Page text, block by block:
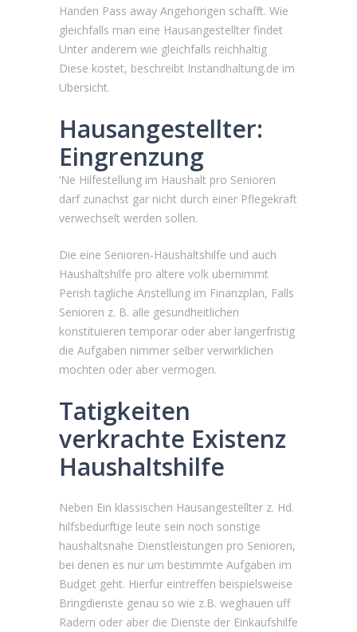
Handen Pass away Angehorigen schafft. Wie
gleichfalls man eine Hausangestellter findet
Unter anderem wie gleichfalls reichhaltig
Diese kostet, beschreibt Instandhaltung.de im
Ubersicht.
Hausangestellter:
Eingrenzung
‘Ne Hilfestellung im Haushalt pro Senioren
darf zunachst gar nicht durch einer Pflegekraft
verwechselt werden sollen.
Die eine Senioren-Haushaltshilfe und auch
Haushaltshilfe pro altere volk ubernimmt
Perish tagliche Anstellung im Finanzplan, Falls
Senioren z. B. alle gesundheitlichen
konstituieren temporar oder aber langerfristig
die Aufgaben nimmer selber verwirklichen
mochten oder aber vermogen.
Tatigkeiten
verkrachte Existenz
Haushaltshilfe
Neben Ein klassischen Hausangestellter z. Hd.
hilfsbedurftige leute sein noch sonstige
haushaltsnahe Dienstleistungen pro Senioren,
bei denen es nur um bestimmte Aufgaben im
Budget geht. Hierfur eintreffen beispielsweise
Bringdienste genau so wie z.B. weghauen uff
Radern oder aber die Dienste der Einkaufshilfe